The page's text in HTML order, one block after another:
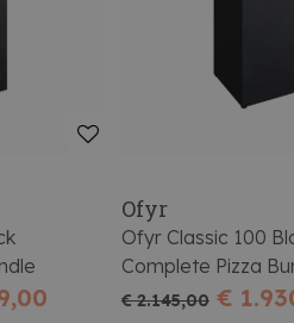
Ofyr
Ofyr Classic 100
Complete Pizza
€ 2.145,00 €